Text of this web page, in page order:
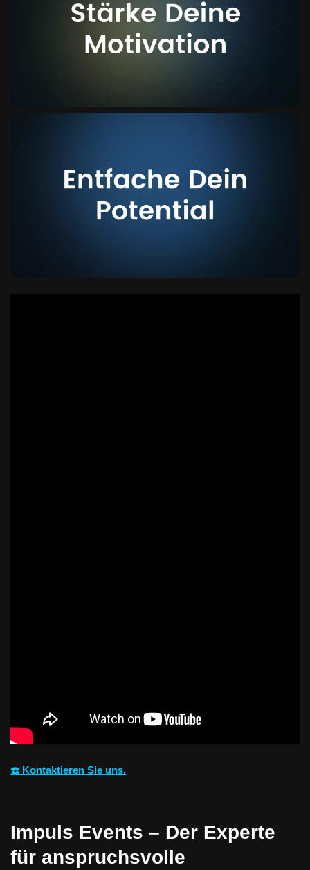
☎️ Kontaktieren Sie uns.
Impuls Events – Der Experte
für anspruchsvolle